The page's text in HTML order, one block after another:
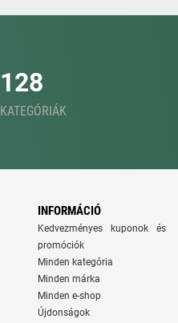
128
KATEGÓRIÁK
INFORMÁCIÓ
Kedvezményes kuponok és
promóciók
Minden kategória
Minden márka
Minden e-shop
Újdonságok